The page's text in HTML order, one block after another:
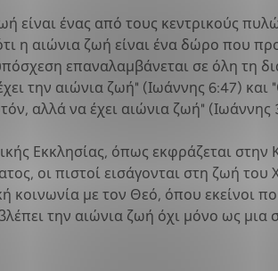
είναι ένας από τους κεντρικούς
η αιώνια ζωή είναι ένα δώρο που
επαναλαμβάνεται σε όλη τη
την αιώνια ζωή" (Ιωάννης 6:47)
αλλά να έχει αιώνια ζωή" (Ιωάννης
Εκκλησίας, όπως εκφράζεται στην
οι πιστοί εισάγονται στη ζωή
με τον Θεό, όπου εκείνοι
την αιώνια ζωή όχι μόνο ως μια